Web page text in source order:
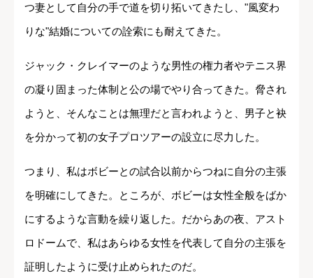
つ妻として自分の手で道を切り拓いてきたし、"風変わ
りな"結婚についての詮索にも耐えてきた。
ジャック・クレイマーのような男性の権力者やテニス界
の凝り固まった体制と公の場でやり合ってきた。脅され
ようと、そんなことは無理だと言われようと、男子と袂
を分かって初の女子プロツアーの設立に尽力した。
つまり、私はボビーとの試合以前からつねに自分の主張
を明確にしてきた。ところが、ボビーは女性全般をばか
にするような言動を繰り返した。だからあの夜、アスト
ロドームで、私はあらゆる女性を代表して自分の主張を
証明したように受け止められたのだ。